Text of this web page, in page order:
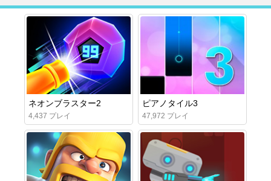
ネオンブラスター2
4,437 プレイ
ピアノタイル3
47,972 プレイ